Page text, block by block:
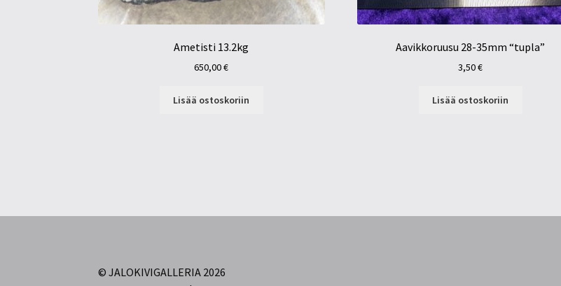
Ametisti 13.2kg
650,00€
Lisää ostoskoriin
Aavikkoruusu 28-35mm “tupla”
3,50€
Lisää ostoskoriin
© JALOKIVIGALLERIA 2026